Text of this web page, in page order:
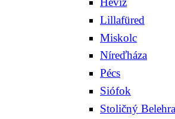
Lillafüred
Miskolc
Níreďháza
Pécs
Siófok
Stoličný